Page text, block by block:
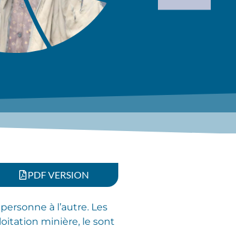
PDF VERSION
à l’autre. Les
minière, le sont